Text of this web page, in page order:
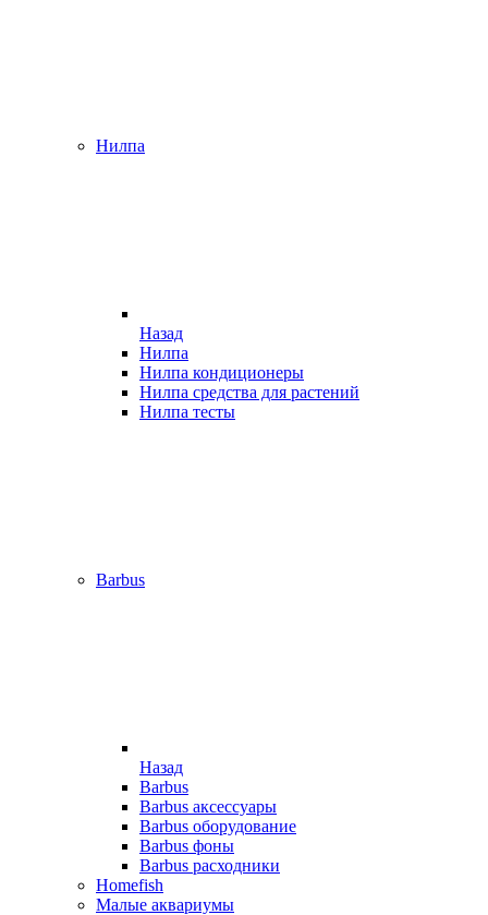
Нилпа
Назад
Нилпа
Нилпа кондиционеры
Нилпа средства для растений
Нилпа тесты
Barbus
Назад
Barbus
Barbus аксессуары
Barbus оборудование
Barbus фоны
Barbus расходники
Homefish
Малые аквариумы